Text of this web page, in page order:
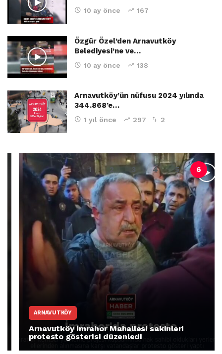
10 ay önce 167
Özgür Özel’den Arnavutköy
Belediyesi’ne ve…
10 ay önce 138
Arnavutköy’ün nüfusu 2024 yılında
344.868’e…
1 yıl önce 297 2
ARNAVUTKÖY
Arnavutköy İmrahor Mahallesi sakinleri
protesto gösterisi düzenledi